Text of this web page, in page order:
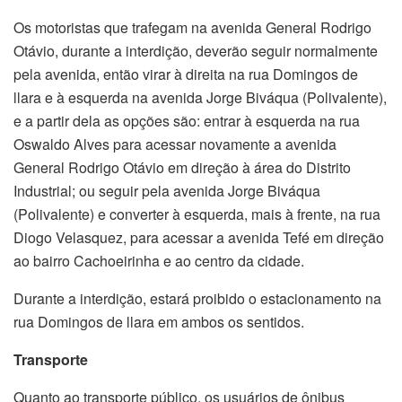
Os motoristas que trafegam na avenida General Rodrigo
Otávio, durante a interdição, deverão seguir normalmente
pela avenida, então virar à direita na rua Domingos de
llara e à esquerda na avenida Jorge Biváqua (Polivalente),
e a partir dela as opções são: entrar à esquerda na rua
Oswaldo Alves para acessar novamente a avenida
General Rodrigo Otávio em direção à área do Distrito
Industrial; ou seguir pela avenida Jorge Biváqua
(Polivalente) e converter à esquerda, mais à frente, na rua
Diogo Velasquez, para acessar a avenida Tefé em direção
ao bairro Cachoeirinha e ao centro da cidade.
Durante a interdição, estará proibido o estacionamento na
rua Domingos de llara em ambos os sentidos.
Transporte
Quanto ao transporte público, os usuários de ônibus